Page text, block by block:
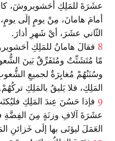
عشَرَةَ للمَلِكِ أحَشويروشَ،
أمامَ هامانَ، مِنْ يومٍ إلَى
الثّاني عشَرَ، أيْ شَهرِ أذارَ.
8 فقالَ هامانُ للمَلِكِ
مّا مُتَشَتِّتٌ ومُتَفَرِّقٌ بَينَ
وسُنَنُهُمْ مُغايِرَةٌ لجميعِ
المَلِكِ، فلا يَليقُ بالمَلِكِ تركُهُمْ.
9 فإذا حَسُنَ عِندَ المَلِكِ
عشَرَةَ آلافِ وزنَةٍ مِنَ الفِضَّةِ
العَمَلَ ليؤتَى بها إلَى خَزائنِ